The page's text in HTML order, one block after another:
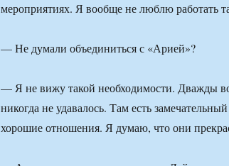
мероприятиях. Я вообще не люблю работать
— Не думали объединиться с «Арией»?
— Я не вижу такой необходимости. Дважды
никогда не удавалось. Там есть
хорошие отношения. Я думаю, что они